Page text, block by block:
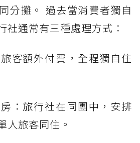
分攤。 過去當消費者獨自
社通常有三種處理方式：
客額外付費，全程獨自住
：旅行社在同團中，安排
人旅客同住。